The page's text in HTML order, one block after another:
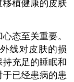
植健康的皮肤
态至关重要。
线对皮肤的损
充足的睡眠和
已经患病的患